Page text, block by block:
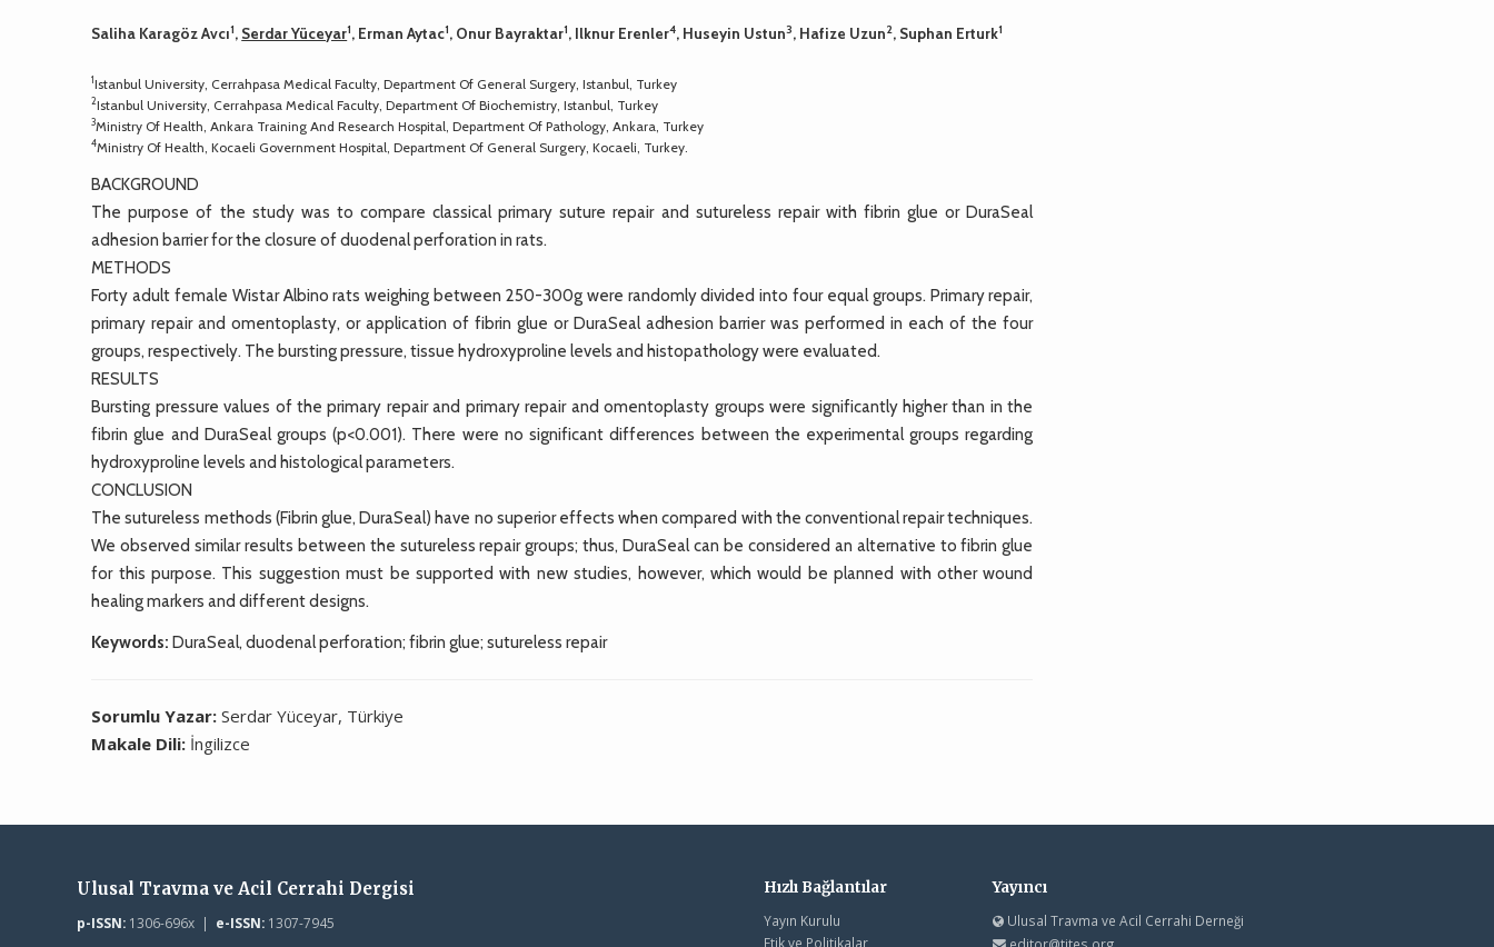
Saliha Karagöz Avcı1, Serdar Yüceyar1, Erman Aytac1, Onur Bayraktar1, Ilknur Erenler4, Huseyin Ustun3, Hafize Uzun2, Suphan Erturk1
1Istanbul University, Cerrahpasa Medical Faculty, Department Of General Surgery, Istanbul, Turkey
2Istanbul University, Cerrahpasa Medical Faculty, Department Of Biochemistry, Istanbul, Turkey
3Ministry Of Health, Ankara Training And Research Hospital, Department Of Pathology, Ankara, Turkey
4Ministry Of Health, Kocaeli Government Hospital, Department Of General Surgery, Kocaeli, Turkey.
BACKGROUND
The purpose of the study was to compare classical primary suture repair and sutureless repair with fibrin glue or DuraSeal
adhesion barrier for the closure of duodenal perforation in rats.
METHODS
Forty adult female Wistar Albino rats weighing between 250-300g were randomly divided into four equal groups. Primary repair,
primary repair and omentoplasty, or application of fibrin glue or DuraSeal adhesion barrier was performed in each of the four
groups, respectively. The bursting pressure, tissue hydroxyproline levels and histopathology were evaluated.
RESULTS
Bursting pressure values of the primary repair and primary repair and omentoplasty groups were significantly higher than in the
fibrin glue and DuraSeal groups (p<0.001). There were no significant differences between the experimental groups regarding
hydroxyproline levels and histological parameters.
CONCLUSION
The sutureless methods (Fibrin glue, DuraSeal) have no superior effects when compared with the conventional repair techniques.
We observed similar results between the sutureless repair groups; thus, DuraSeal can be considered an alternative to fibrin glue
for this purpose. This suggestion must be supported with new studies, however, which would be planned with other wound
healing markers and different designs.
Keywords: DuraSeal, duodenal perforation; fibrin glue; sutureless repair
Sorumlu Yazar:Serdar Yüceyar, Türkiye
Makale Dili: İngilizce
Ulusal Travma ve Acil Cerrahi Dergisi
p-ISSN:1306-696x | e-ISSN:1307-7945
Hızlı Bağlantılar
Yayın Kurulu
Etik ve Politikalar
Yayıncı
Ulusal Travma ve Acil Cerrahi Derneği
editor@tjtes.org